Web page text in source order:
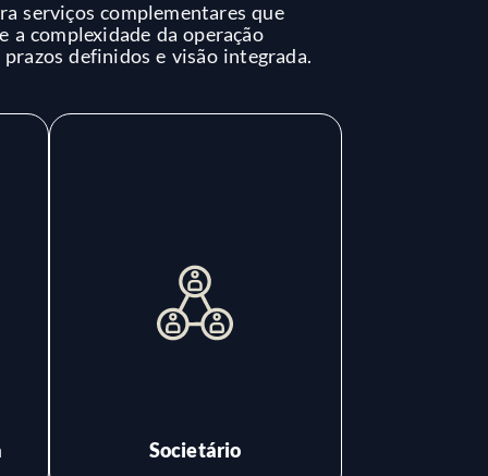
serviços complementares que
complexidade da operação
definidos e visão integrada.
Societário
Estruturação e
manutenção societária
para garantir
conformidade, clareza